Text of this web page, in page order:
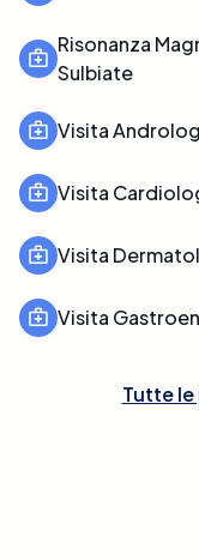
Risonanza
Sulbiate
Visita
Visita
Visita
Visita
Tutte